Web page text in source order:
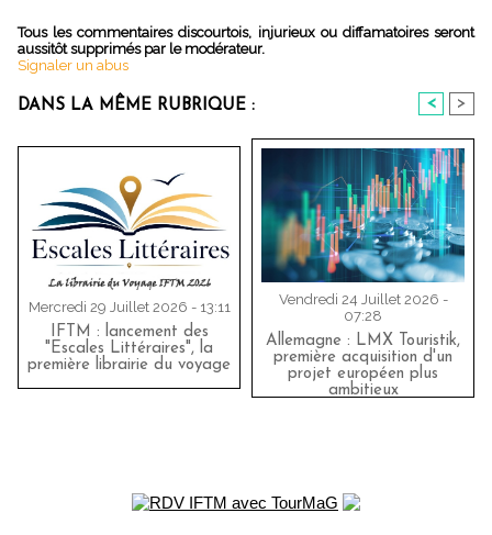
Tous les commentaires discourtois, injurieux ou diffamatoires seront
aussitôt supprimés par le modérateur.
Signaler un abus
DANS LA MÊME RUBRIQUE : < >
Mercredi 29 Juillet 2026 - 13:11
IFTM : lancement des
"Escales Littéraires", la
première librairie du voyage
Vendredi 24 Juillet 2026 -
07:28
Allemagne : LMX Touristik,
première acquisition d'un
projet européen plus
ambitieux